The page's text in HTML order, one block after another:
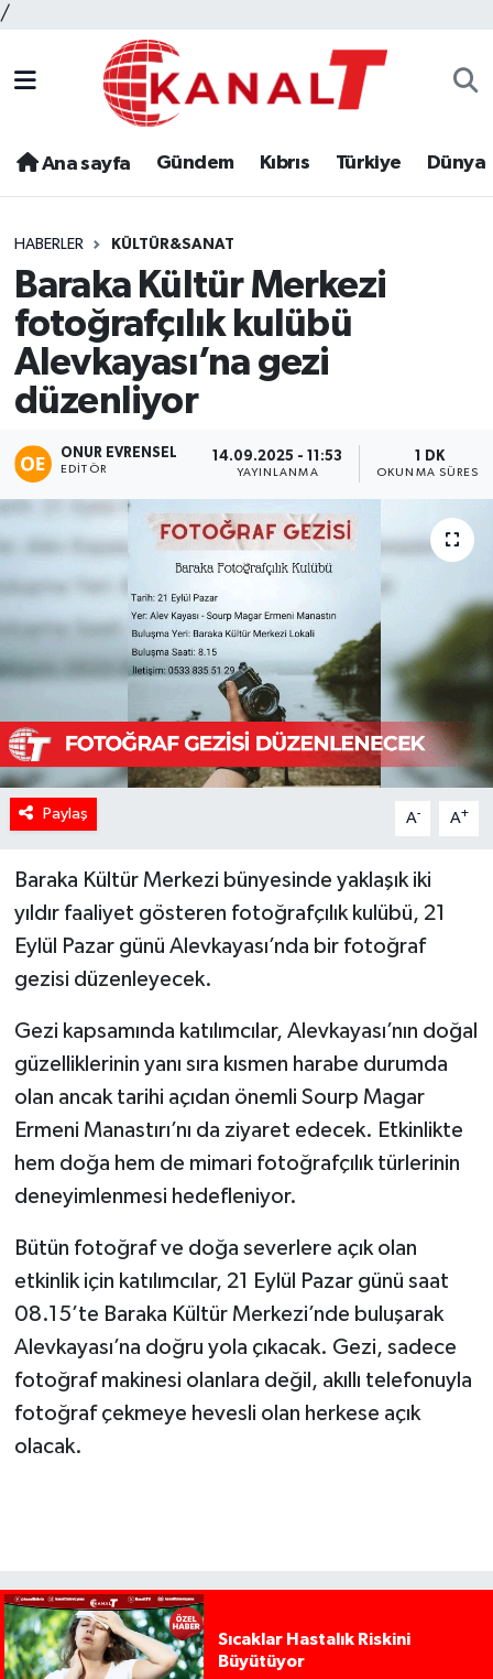
/
Ana sayfa Gündem Kıbrıs Türkiye Dünya
HABERLER KÜLTÜR&SANAT
Baraka Kültür Merkezi
fotoğrafçılık kulübü
Alevkayası’na gezi
düzenliyor
ONUR EVRENSEL
EDITÖR
14.09.2025 - 11:53
YAYINLANMA
1 DK
OKUNMA SÜRESI
Paylaş A- A+
Baraka Kültür Merkezi bünyesinde yaklaşık iki
yıldır faaliyet gösteren fotoğrafçılık kulübü, 21
Eylül Pazar günü Alevkayası’nda bir fotoğraf
gezisi düzenleyecek.
Gezi kapsamında katılımcılar, Alevkayası’nın doğal
güzelliklerinin yanı sıra kısmen harabe durumda
olan ancak tarihi açıdan önemli Sourp Magar
Ermeni Manastırı’nı da ziyaret edecek. Etkinlikte
hem doğa hem de mimari fotoğrafçılık türlerinin
deneyimlenmesi hedefleniyor.
Bütün fotoğraf ve doğa severlere açık olan
etkinlik için katılımcılar, 21 Eylül Pazar günü saat
08.15’te Baraka Kültür Merkezi’nde buluşarak
Alevkayası’na doğru yola çıkacak. Gezi, sadece
fotoğraf makinesi olanlara değil, akıllı telefonuyla
fotoğraf çekmeye hevesli olan herkese açık
olacak.
Sıcaklar Hastalık Riskini
Büyütüyor